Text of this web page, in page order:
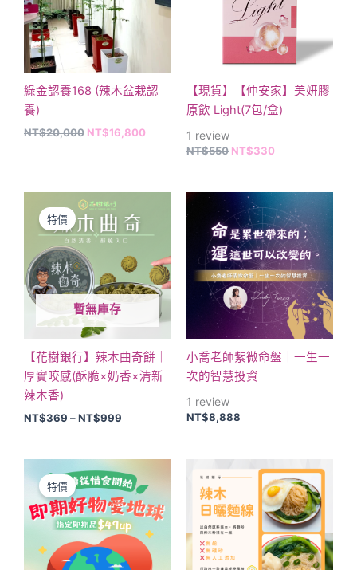
綠金認養168 (辣木盆栽認
養)
NT$20,000 NT$16,800
多
種
款
式。
可
在
產
項
【現貨】【仲安家】美妍膠
原飲 Light(7包/盒)
1 review
NT$550 NT$330
暫無庫存
特價
【花樹銀行】辣木曲奇餅｜
厚實咬感(酥脆×奶香×清新
辣木香)
NT$369 –NT$999
範
圍：
到
NT$999
有
多
種
可
在
產
品
選
項
小喬老師紫微命盤｜一生一
次的智慧投資
1 review
NT$8,888
特價
始
價
格：
NT$600。
前
價
格：
NT$300。
品
有
種